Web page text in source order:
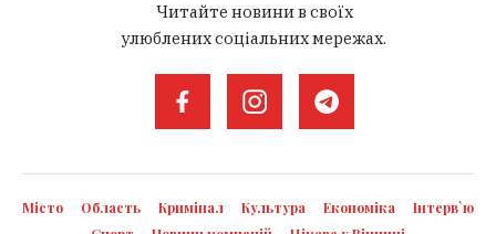
Читайте новини в своїх
улюблених соціальних мережах.
Місто Область Кримінал Культура Економіка
Інтерв`ю